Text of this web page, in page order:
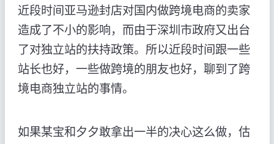
近段时间亚马逊封店对国内做跨境电商的卖家
造成了不小的影响，而由于深圳市政府又出台
了对独立站的扶持政策。所以近段时间跟一些
站长也好，一些做跨境的朋友也好，聊到了跨
境电商独立站的事情。
如果某宝和夕夕敢拿出一半的决心这么做，估